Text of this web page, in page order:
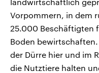
Vorpommern, in dem
25.000 Beschäftigten
Boden
der Dürre hier und im
die Nutztiere halten